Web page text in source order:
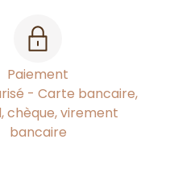
Paiement
- Carte bancaire,
chèque, virement
bancaire